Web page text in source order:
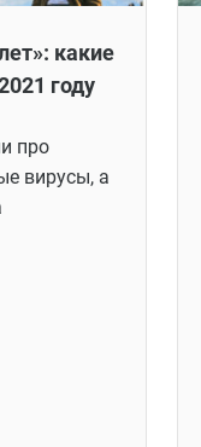
какие
году
про
вирусы, а